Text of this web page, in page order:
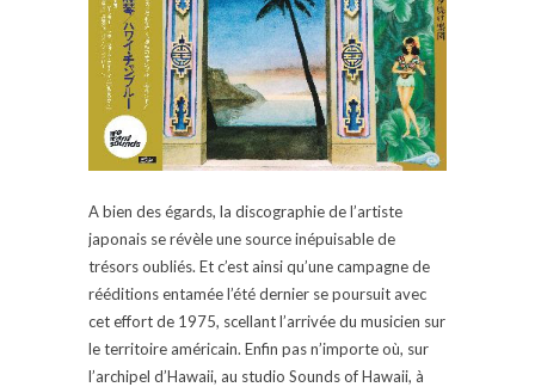
A bien des égards, la discographie de l’artiste
japonais se révèle une source inépuisable de
trésors oubliés. Et c’est ainsi qu’une campagne de
rééditions entamée l’été dernier se poursuit avec
cet effort de 1975, scellant l’arrivée du musicien sur
le territoire américain. Enfin pas n’importe où, sur
l’archipel d’Hawaii, au studio Sounds of Hawaii, à